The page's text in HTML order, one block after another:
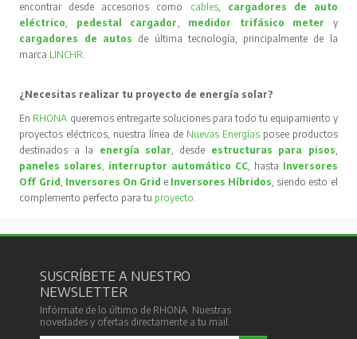
encontrar desde accesorios como cables, cargadores de auto
eléctrico, pedestal cargador, medidor trifásico meter
y
cargadores de autos de última tecnología, principalmente de la
marca LINCHR.
¿Necesitas realizar tu proyecto de energía solar?
En RHONA queremos entregarte soluciones para todo tu equipamiento y
proyectos eléctricos, nuestra línea de Nuevas Energíasposee productos
destinados a la energía solar, desde estructuras para pisos,
paneles solares, interruptor automático CC, hasta Inversores
Off Grid, Inversores On Grid e Inversores Híbridos, siendo esto el
complemento perfecto para tu proyecto.
SUSCRÍBETE A NUESTRO
NEWSLETTER
Infórmate de lo último de RHONA. Nuestras
novedades y ofertas directamente a tu mail.